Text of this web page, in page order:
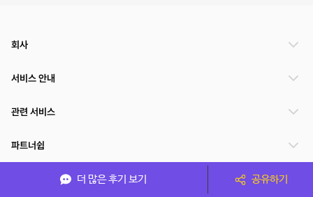
더 많은 후기 보기 공유하기
회사
서비스 안내
관련 서비스
파트너쉽
서비스 제공 국가